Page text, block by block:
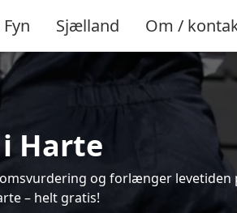
Fyn Sjælland Om /
Harte
og forlænger levetiden
– helt gratis!